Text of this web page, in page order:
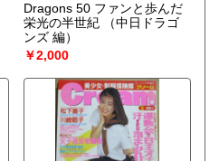
Dragons 50 ファンと歩んだ
栄光の半世紀
（中日ドラゴ
ンズ 編）
￥2,000